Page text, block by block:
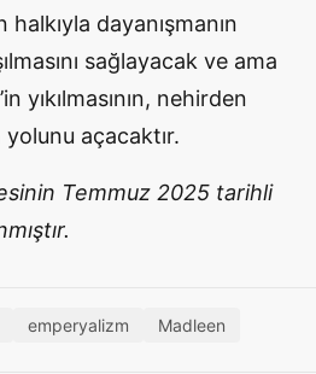
dayanışmanın
sağlayacak ve ama
yıkılmasının, nehirden
açacaktır.
Temmuz 2025 tarihli
emperyalizm Madleen